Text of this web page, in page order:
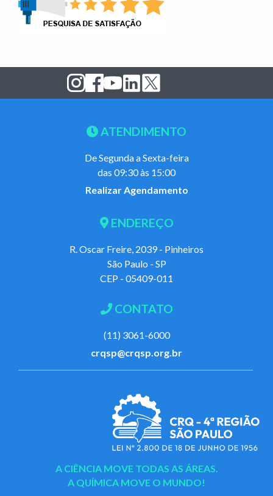
ATENDIMENTO
De Segunda a Sexta-feira
das 09:30 às 15:00
Realizar Agendamento
ENDEREÇO
R. Oscar Freire, 2039 - Pinheiros
São Paulo - SP
CEP - 05409-011
CONTATO
(11) 3061-6000
crqsp@crqsp.org.br
A CIÊNCIA MOVE TODAS AS ÁREAS.
A QUÍMICA MOVE O MUNDO!